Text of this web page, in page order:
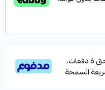
قسم دفعاتك بطريقة ميسرة إلى 4 وحتى 6 دفعات،
السمحة